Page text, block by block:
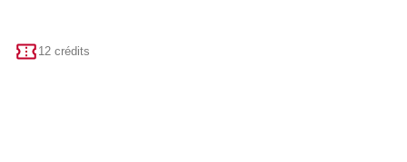
12 crédits